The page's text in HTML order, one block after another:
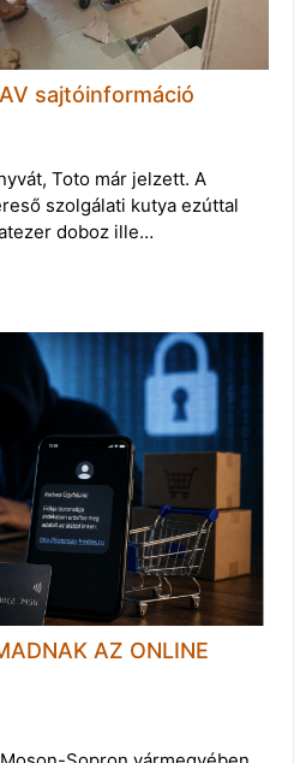
sajtóinformáció
Toto már jelzett. A
szolgálati kutya ezúttal
doboz ille…
AZ ONLINE